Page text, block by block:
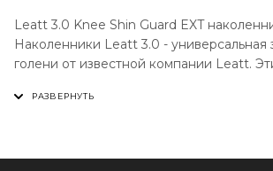
Leatt 3.0 Knee Shin Guard EXT
Наколенники Leatt 3.0 - универсальная
голени от известной компании Leatt.
Массивные элементы защиты из
силикона для дополнительного